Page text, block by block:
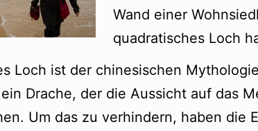
Wand einer
quadratisches Loch
Loch ist der chinesischen
Drache, der die Aussicht auf das
Um das zu verhindern, haben die